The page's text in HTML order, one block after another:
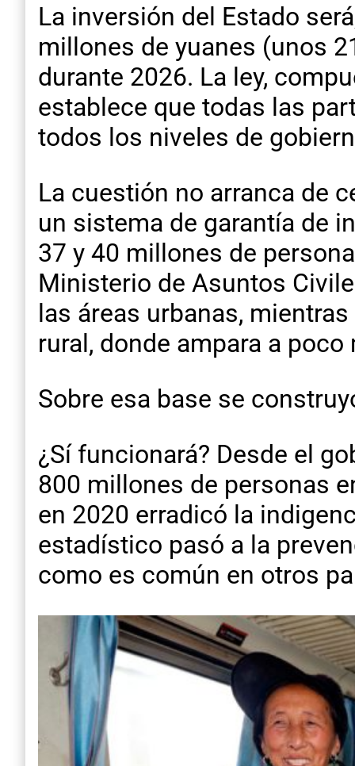
La inversión del Estado
millones de yuanes (unos
durante 2026. La ley,
establece que todas las
todos los niveles de
La cuestión no arranca de
un sistema de garantía de
37 y 40 millones de
Ministerio de Asuntos
las áreas urbanas,
rural, donde ampara a
Sobre esa base se
¿Sí funcionará? Desde el
800 millones de personas
en 2020 erradicó la
estadístico pasó a la
como es común en otros